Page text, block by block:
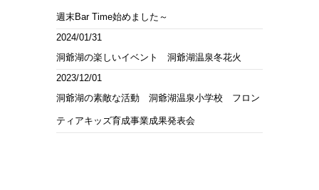
週末Bar Time始めました～
2024/01/31
洞爺湖の楽しいイベント 洞爺湖温泉冬花火
2023/12/01
洞爺湖の素敵な活動 洞爺湖温泉小学校 フロン
ティアキッズ育成事業成果発表会